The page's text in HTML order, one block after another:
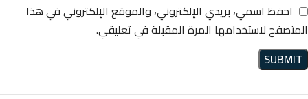
احفظ اسمي، بريدي الإلكتروني، والموقع الإلكتروني في هذا
المتصفح لاستخدامها المرة المقبلة في تعليقي.